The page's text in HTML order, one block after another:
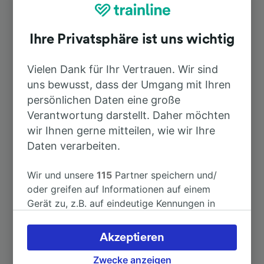
Top Strecken ab Höhenkirchen-
Dauer
Nach Passau Hbf
Nach Augsburg Hbf 1h 11min
Nach Bad Tölz 56min
Nach Chur 4h 17min
Ihre Privatsphäre ist uns wichtig
Vielen Dank für Ihr Vertrauen. Wir sind
uns bewusst, dass der Umgang mit Ihren
persönlichen Daten eine große
Verantwortung darstellt. Daher möchten
wir Ihnen gerne mitteilen, wie wir Ihre
Daten verarbeiten.
Wir und unsere115 Partner speichern und/
oder greifen auf Informationen auf einem
Gerät zu, z.B. auf eindeutige Kennungen in
verarbeiten. Sie können Ihre Präferenzen
akzeptieren oder verwalten, einschließlich
Ihres Widerspruchsrechts bei berechtigtem
Zwecke anzeigen
Akzeptieren